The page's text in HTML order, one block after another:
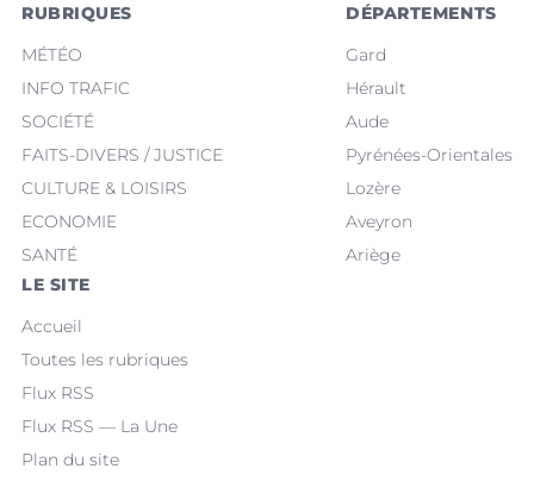
RUBRIQUES
MÉTÉO
INFO TRAFIC
SOCIÉTÉ
FAITS-DIVERS / JUSTICE
CULTURE & LOISIRS
ECONOMIE
SANTÉ
DÉPARTEMENTS
Gard
Hérault
Aude
Pyrénées-Orientales
Lozère
Aveyron
Ariège
LE SITE
Accueil
Toutes les rubriques
Flux RSS
Flux RSS — La Une
Plan du site